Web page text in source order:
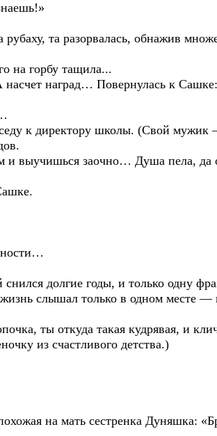
та разорвалась, обнажив
на горбу тащила...
наград… Повернулась к
к директору школы. (Свой мужик
и выучишься заочно… Душа пела,
долгие годы, и только одну
жизнь слышал только в одном месте
ты откуда такая кудрявая, и
из счастливого детства.)
на мать сестренка Дуняшка: